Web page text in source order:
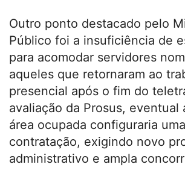
Outro ponto destacado pelo
Público foi a insuficiência de
para acomodar servidores
aqueles que retornaram ao
presencial após o fim do
avaliação da Prosus, eventual
área ocupada configuraria
contratação, exigindo novo
administrativo e ampla